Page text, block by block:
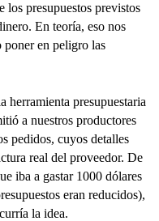
los presupuestos previstos
En teoría, eso nos
poner en peligro las
herramienta presupuestaria
a nuestros productores
pedidos, cuyos detalles
real del proveedor. De
iba a gastar 1000 dólares
eran reducidos),
la idea.